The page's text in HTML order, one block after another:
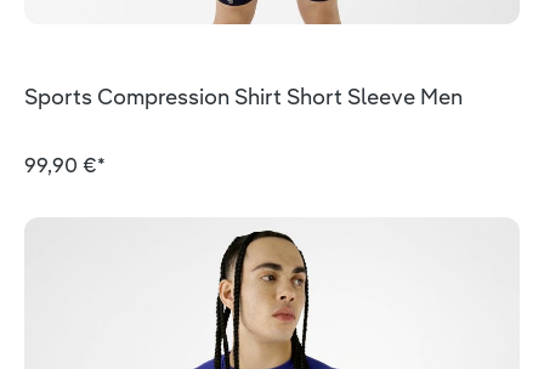
Sports Compression Shirt Short Sleeve Men
99,90 €*